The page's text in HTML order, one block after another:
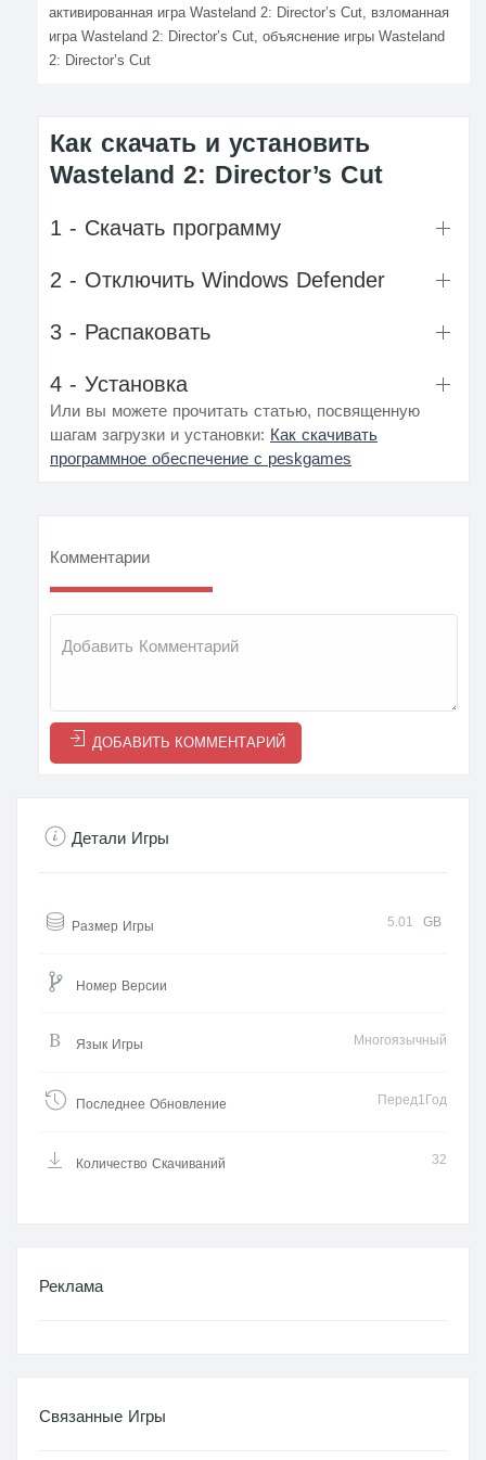
активированная игра Wasteland 2: Director’s Cut, взломанная
игра Wasteland 2: Director’s Cut, объяснение игры Wasteland
2: Director’s Cut
Как скачать и установить
Wasteland 2: Director’s Cut
1 - Скачать программу
2 - Отключить Windows Defender
3 - Распаковать
4 - Установка
Или вы можете прочитать статью, посвященную
шагам загрузки и установки: Как скачивать
программное обеспечение с peskgames
Комментарии
ДОБАВИТЬ КОММЕНТАРИЙ
Детали Игры
Размер Игры 5.01 GB
Номер Версии
Язык Игры Многоязычный
Последнее Обновление Перед1Год
Количество Скачиваний 32
Реклама
Связанные Игры